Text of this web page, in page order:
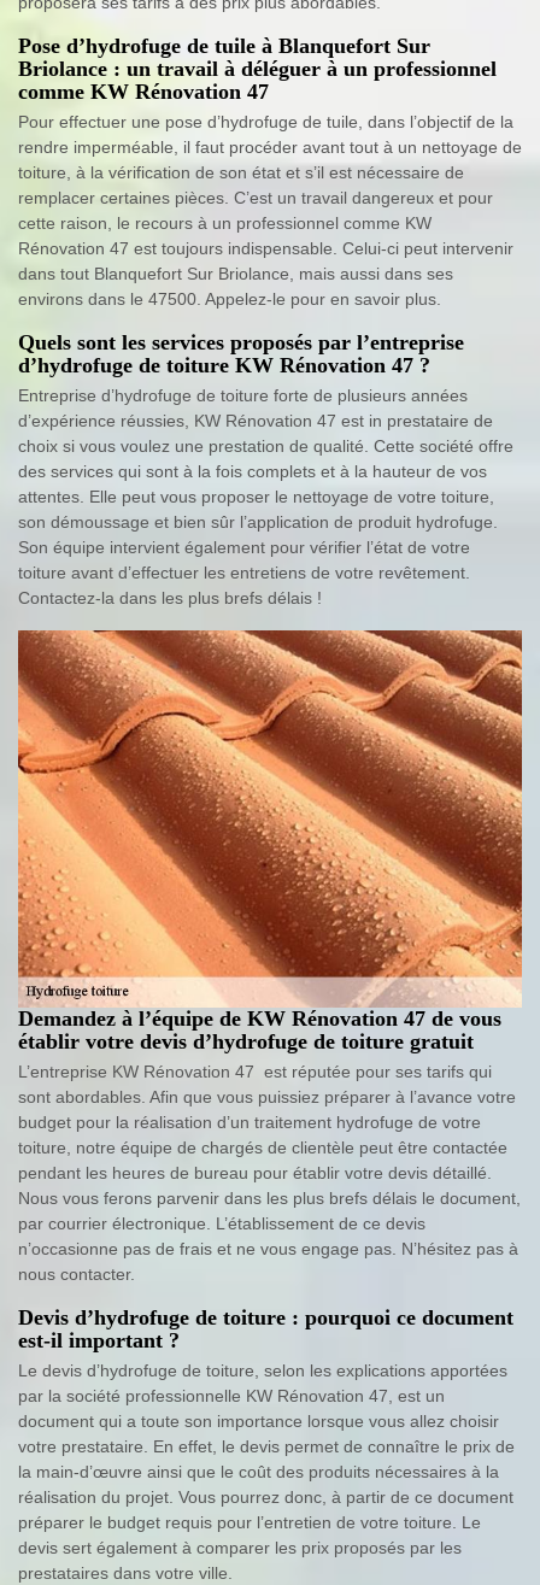
Pose d’hydrofuge de tuile à Blanquefort Sur
Briolance : un travail à déléguer à un professionnel
comme KW Rénovation 47
Pour effectuer une pose d’hydrofuge de tuile, dans l’objectif de la
rendre imperméable, il faut procéder avant tout à un nettoyage de
toiture, à la vérification de son état et s’il est nécessaire de
remplacer certaines pièces. C’est un travail dangereux et pour
cette raison, le recours à un professionnel comme KW
Rénovation 47 est toujours indispensable. Celui-ci peut intervenir
dans tout Blanquefort Sur Briolance, mais aussi dans ses
environs dans le 47500. Appelez-le pour en savoir plus.
Quels sont les services proposés par l’entreprise
d’hydrofuge de toiture KW Rénovation 47 ?
Entreprise d’hydrofuge de toiture forte de plusieurs années
d’expérience réussies, KW Rénovation 47 est in prestataire de
choix si vous voulez une prestation de qualité. Cette société offre
des services qui sont à la fois complets et à la hauteur de vos
attentes. Elle peut vous proposer le nettoyage de votre toiture,
son démoussage et bien sûr l’application de produit hydrofuge.
Son équipe intervient également pour vérifier l’état de votre
toiture avant d’effectuer les entretiens de votre revêtement.
Contactez-la dans les plus brefs délais !
Demandez à l’équipe de KW Rénovation 47 de vous
établir votre devis d’hydrofuge de toiture gratuit
L’entreprise KW Rénovation 47 est réputée pour ses tarifs qui
sont abordables. Afin que vous puissiez préparer à l’avance votre
budget pour la réalisation d’un traitement hydrofuge de votre
toiture, notre équipe de chargés de clientèle peut être contactée
pendant les heures de bureau pour établir votre devis détaillé.
Nous vous ferons parvenir dans les plus brefs délais le document,
par courrier électronique. L’établissement de ce devis
n’occasionne pas de frais et ne vous engage pas. N’hésitez pas à
nous contacter.
Devis d’hydrofuge de toiture : pourquoi ce document
est-il important ?
Le devis d’hydrofuge de toiture, selon les explications apportées
par la société professionnelle KW Rénovation 47, est un
document qui a toute son importance lorsque vous allez choisir
votre prestataire. En effet, le devis permet de connaître le prix de
la main-d’œuvre ainsi que le coût des produits nécessaires à la
réalisation du projet. Vous pourrez donc, à partir de ce document
préparer le budget requis pour l’entretien de votre toiture. Le
devis sert également à comparer les prix proposés par les
prestataires dans votre ville.